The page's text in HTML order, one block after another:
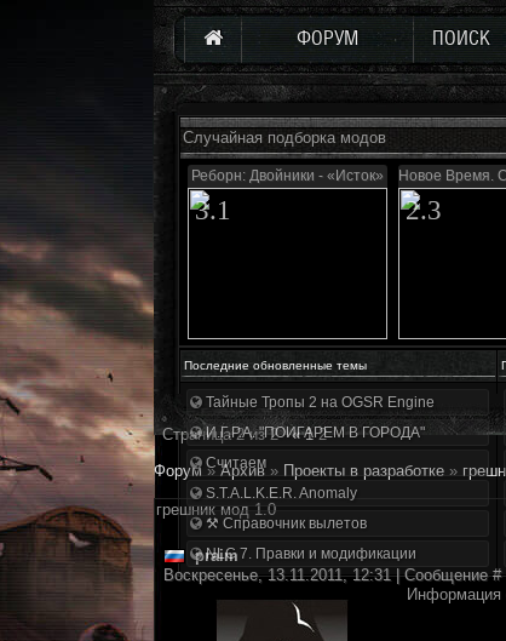
ФОРУМ ПОИСК
Случайная подборка модов
Реборн: Двойники - «Исток»
3.1
Новое Время.
2.3
Последние обновленные темы
Тайные Тропы 2 на OGSR Engine
И.Г.Р.А. "ПОИГАРЕМ В ГОРОДА"
Считаем
S.T.A.L.K.E.R. Anomaly
⚒ Справочник вылетов
NLC 7. Правки и модификации
Страница2из2 « 1 2
Форум » Архив » Проекты в разработке »
грешник мод 1.0
praim
Воскресенье, 13.11.2011, 12:31 | Сообщение #
Информация